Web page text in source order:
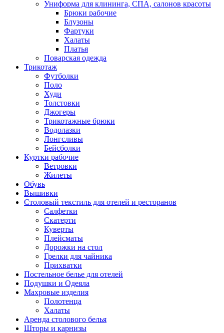
Униформа для клининга, СПА, салонов красоты
Брюки рабочие
Блузоны
Фартуки
Халаты
Платья
Поварская одежда
Трикотаж
Футболки
Поло
Худи
Толстовки
Джогеры
Трикотажные брюки
Водолазки
Лонгсливы
Бейсболки
Куртки рабочие
Ветровки
Жилеты
Обувь
Вышивки
Столовый текстиль для отелей и ресторанов
Салфетки
Скатерти
Куверты
Плейсматы
Дорожки на стол
Грелки для чайника
Прихватки
Постельное белье для отелей
Подушки и Одеяла
Махровые изделия
Полотенца
Халаты
Аренда столового белья
Шторы и карнизы